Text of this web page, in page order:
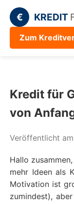
€ KREDIT
Zum
Kredit für
von
Veröffentlicht
Hallo
mehr Ideen als
Motivation ist
zumindest),